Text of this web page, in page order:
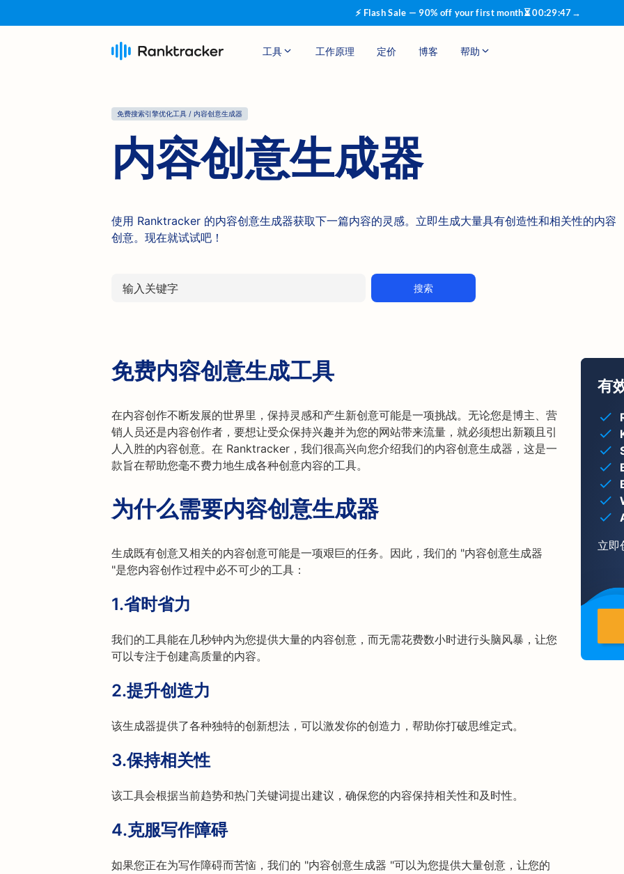
⚡ Flash Sale — 90% off your first month⏳00:29:46→
工具 工作原理 定价 博客 帮助
免费搜索引擎优化工具 / 内容创意生成器
内容创意生成器
使用 Ranktracker 的内容创意生成器获取下一篇内容的灵感。立即生成大量具有创造性和相关性的内容
创意。现在就试试吧！
搜索
免费内容创意生成工具
在内容创作不断发展的世界里，保持灵感和产生新创意可能是一项挑战。无论您是博主、营
销人员还是内容创作者，要想让受众保持兴趣并为您的网站带来流量，就必须想出新颖且引
人入胜的内容创意。在 Ranktracker，我们很高兴向您介绍我们的内容创意生成器，这是一
款旨在帮助您毫不费力地生成各种创意内容的工具。
为什么需要内容创意生成器
生成既有创意又相关的内容创意可能是一项艰巨的任务。因此，我们的 "内容创意生成器
"是您内容创作过程中必不可少的工具：
1.省时省力
我们的工具能在几秒钟内为您提供大量的内容创意，而无需花费数小时进行头脑风暴，让您
可以专注于创建高质量的内容。
2.提升创造力
该生成器提供了各种独特的创新想法，可以激发你的创造力，帮助你打破思维定式。
3.保持相关性
该工具会根据当前趋势和热门关键词提出建议，确保您的内容保持相关性和及时性。
4.克服写作障碍
如果您正在为写作障碍而苦恼，我们的 "内容创意生成器 "可以为您提供大量创意，让您的
有
立即